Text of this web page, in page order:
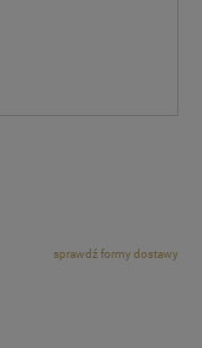
sprawdź formy dostawy